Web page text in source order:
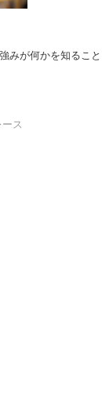
みが何かを知ること
ース